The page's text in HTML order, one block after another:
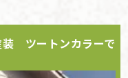
ツートンカラーで